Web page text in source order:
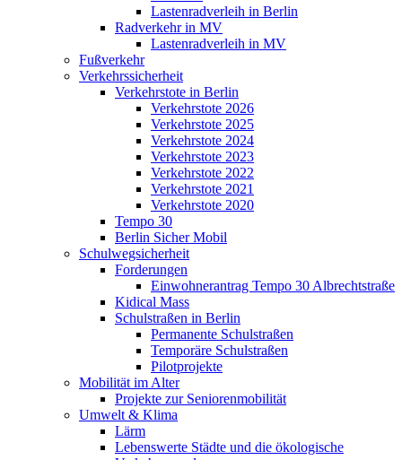
Lastenradverleih in Berlin
Radverkehr in MV
Lastenradverleih in MV
Fußverkehr
Verkehrssicherheit
Verkehrstote in Berlin
Verkehrstote 2026
Verkehrstote 2025
Verkehrstote 2024
Verkehrstote 2023
Verkehrstote 2022
Verkehrstote 2021
Verkehrstote 2020
Tempo 30
Berlin Sicher Mobil
Schulwegsicherheit
Forderungen
Einwohnerantrag Tempo 30 Albrechtstraße
Kidical Mass
Schulstraßen in Berlin
Permanente Schulstraßen
Temporäre Schulstraßen
Pilotprojekte
Mobilität im Alter
Projekte zur Seniorenmobilität
Umwelt & Klima
Lärm
Lebenswerte Städte und die ökologische